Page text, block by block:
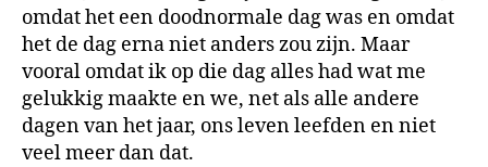
omdat het een doodnormale dag was en omdat
het de dag erna niet anders zou zijn. Maar
vooral omdat ik op die dag alles had wat me
gelukkig maakte en we, net als alle andere
dagen van het jaar, ons leven leefden en niet
veel meer dan dat.